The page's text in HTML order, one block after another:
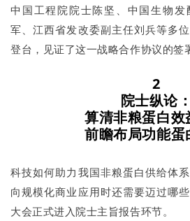
中国工程院院士陈坚、中国生物发
军、江西省发改委副主任刘兵等多
登台，见证了这一战略合作协议的签
2
院士纵论：
算清非粮蛋白效
前瞻布局功能蛋
科技如何助力我国非粮蛋白供给体
向规模化商业应用时还需要迈过哪
大会正式进入院士主旨报告环节。